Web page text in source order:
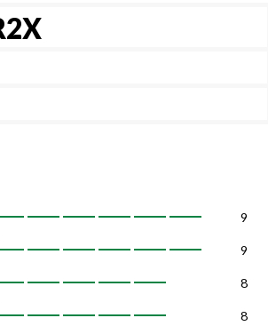
9
9
8
8